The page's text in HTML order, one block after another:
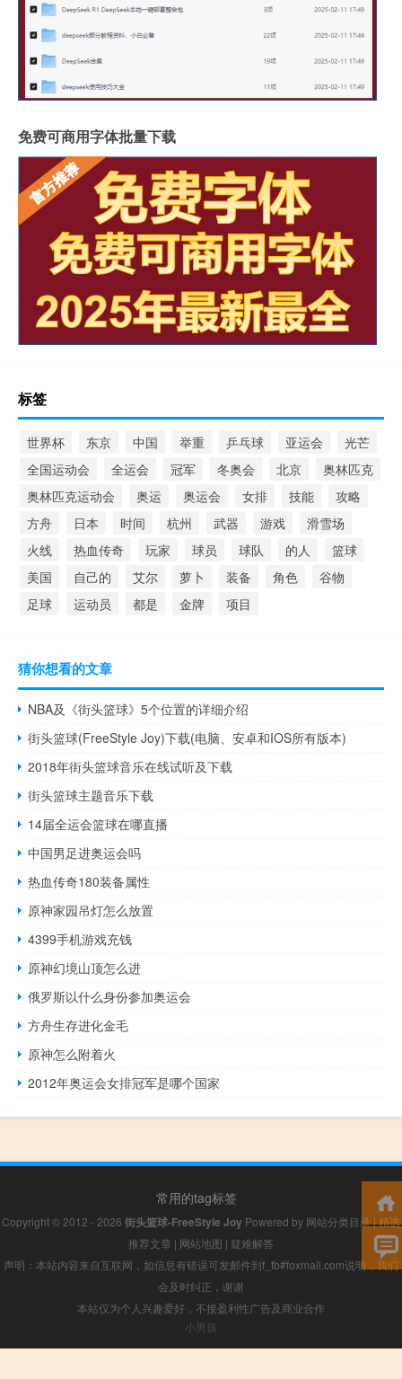
免费可商用字体批量下载
标签
世界杯 东京 中国 举重 乒乓球 亚运会
光芒
全国运动会
全运会 冠军 冬奥会 北京
奥林匹克
奥林匹克运动会
奥运 奥运会 女排 技能
攻略
方舟
日本 时间 杭州 武器 游戏
滑雪场
火线
热血传奇 玩家 球员 球队 的人
篮球
美国
自己的 艾尔 萝卜 装备 角色
谷物
足球
运动员 都是 金牌 项目
猜你想看的文章
NBA及《街头篮球》5个位置的详细介绍
街头篮球(FreeStyle Joy)下载(电脑、安卓和IOS所有版本)
2018年街头篮球音乐在线试听及下载
街头篮球主题音乐下载
14届全运会篮球在哪直播
中国男足进奥运会吗
热血传奇180装备属性
原神家园吊灯怎么放置
4399手机游戏充钱
原神幻境山顶怎么进
俄罗斯以什么身份参加奥运会
方舟生存进化金毛
原神怎么附着火
2012年奥运会女排冠军是哪个国家
常用的tag标签
Copyright © 2012 - 2026 街头篮球-FreeStyle Joy Powered by 网站分类目录|精选
推荐文章 | 网站地图 | 疑难解答
声明：本站内容来自互联网，如信息有错误可发邮件到f_fb#foxmail.com说明，我们
会及时纠正，谢谢
本站仅为个人兴趣爱好，不接盈利性广告及商业合作
小男孩